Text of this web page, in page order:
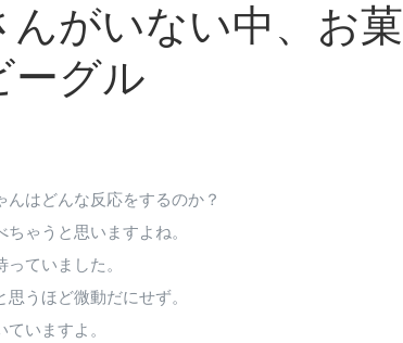
んがいない中、お菓
ーグル
はどんな反応をするのか？
ゃうと思いますよね。
ていました。
うほど微動だにせず。
いますよ。